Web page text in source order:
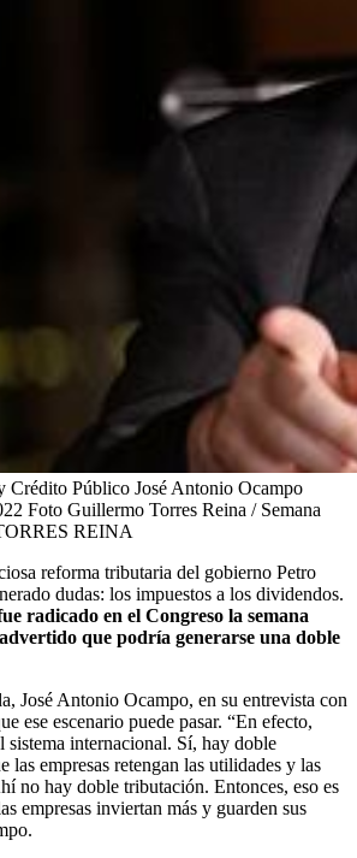
Crédito Público José Antonio Ocampo
Foto Guillermo Torres Reina / Semana
REINA
reforma tributaria del gobierno Petro
dudas: los impuestos a los dividendos.
radicado en el Congreso la semana
que podría generarse una doble
José Antonio Ocampo, en su entrevista con
ese escenario puede pasar. “En efecto,
sistema internacional. Sí, hay doble
las empresas retengan las utilidades y las
no hay doble tributación. Entonces, eso es
empresas inviertan más y guarden sus